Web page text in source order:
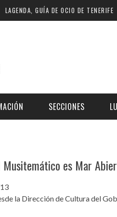
LAGENDA, GUÍA DE OCIO DE TENERIFE
Finde
SECCIONES
ESCÉNICAS
Musitemático es Mar
la Dirección de Cultura del